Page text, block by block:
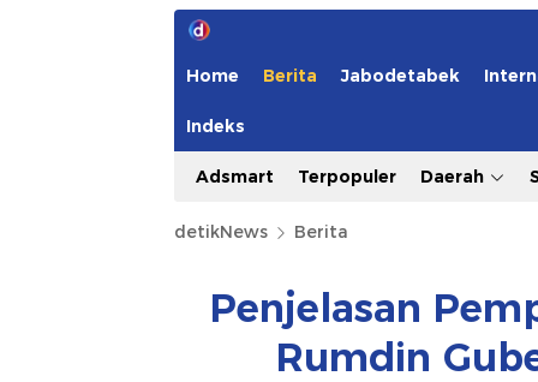
Home Berita Jabodetabek
Indeks
Adsmart Terpopuler Daerah
detikNews Berita
Penjelasan
Rumdin